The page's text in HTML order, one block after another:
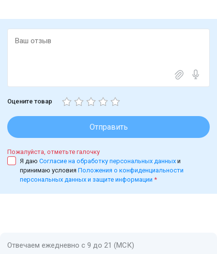
Оцените товар
Отправить
Пожалуйста, отметьте галочку
Я даю Согласие на обработку персональных данных и
принимаю условия Положения о конфиденциальности
персональных данных и защите информации *
Отвечаем ежедневно с 9 до 21 (МСК)